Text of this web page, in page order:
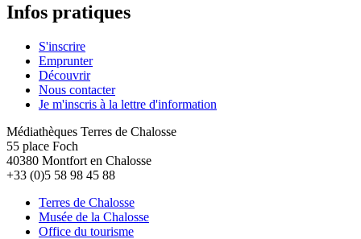
Infos pratiques
S'inscrire
Emprunter
Découvrir
Nous contacter
Je m'inscris à la lettre d'information
Médiathèques Terres de Chalosse
55 place Foch
40380 Montfort en Chalosse
+33 (0)5 58 98 45 88
Terres de Chalosse
Musée de la Chalosse
Office du tourisme